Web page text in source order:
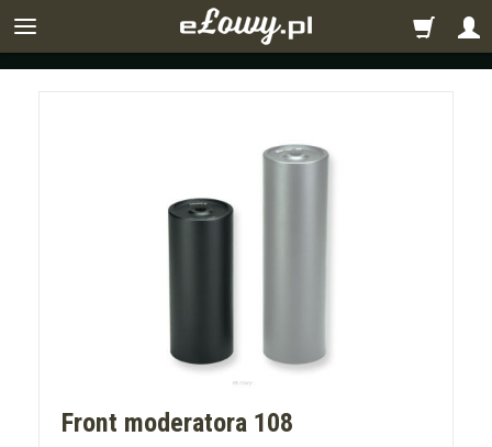
Front moderatora 108